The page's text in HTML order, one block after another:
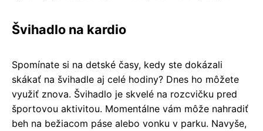
Švihadlo na kardio
Spomínate si na detské časy, kedy ste dokázali
skákať na švihadle aj celé hodiny? Dnes ho môžete
využiť znova. Švihadlo je skvelé na rozcvičku pred
športovou aktivitou. Momentálne vám môže nahradiť
beh na bežiacom páse alebo vonku v parku. Navyše,